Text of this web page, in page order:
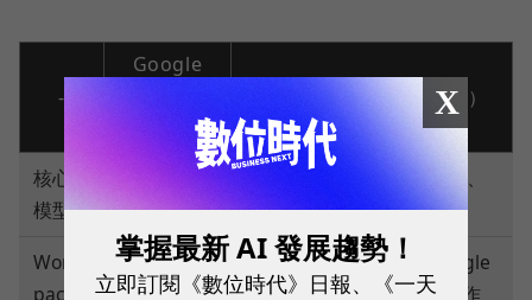
-
Google
Gemini（免
費版）
Google AI Pro（付費版）
核心
模型
Gemini 2.5
Flash
Gemini 2.5 Pro（性能更強、
支援更長上下文處理）
Works
pace
無法在應用
可在 Gmail、Docs 等 Google
應用程式中提供進階 AI 協作
X
掌握最新 AI 發展趨勢！
立即訂閱《數位時代》日報、《一天